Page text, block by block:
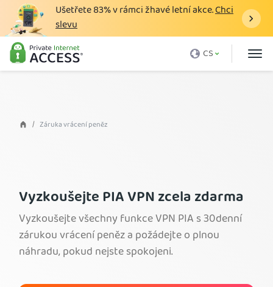
Ušetřete83%v rámci žhavé letní akce.Chci
slevu
CS
Co je to VPN
Proč PIA
Výhody VPN
Blog
Podpora
Přihlášení
Záruka vrácení peněz
Vyzkoušejte PIA VPN zcela zdarma
Vyzkoušejte všechny funkce VPN PIA s 30denní
zárukou vrácení peněz a požádejte o plnou
náhradu, pokud nejste spokojeni.